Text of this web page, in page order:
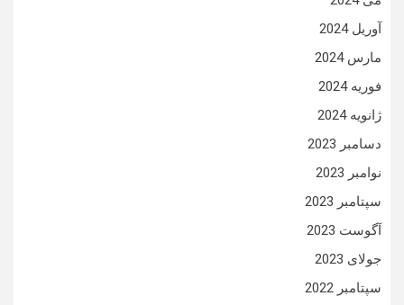
آوریل 2024
مارس 2024
فوریه 2024
ژانویه 2024
دسامبر 2023
نوامبر 2023
سپتامبر 2023
آگوست 2023
جولای 2023
سپتامبر 2022